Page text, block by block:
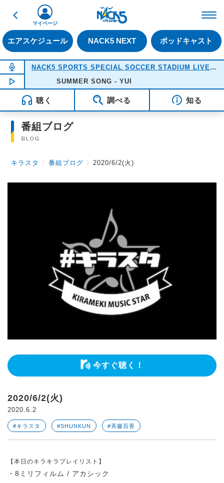
戻る
エアスケジュール NACK5 NEXT ポッドキャスト
マイページ
NOW ON AIR
NACK5 SPORTS SPECIAL SOCCER STADIUM LIVE 2026
NOW PLAYING18:05
SUMMER SONG - YUI
聴く 調べる 知る
番組ブログ
BLOG
キラスタ 〉番組ブログ 〉2020/6/2(火)
今すぐ聴く！
2020/6/2(火)
2020.6.2
#キラスタ #SHUNKUN #斉藤百香
【本日のキラキラプレイリスト】
・8ミリフィルム / アカシック